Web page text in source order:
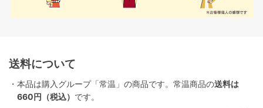
送料について
・本品は購入グループ「常温」の商品です。常温商品の送料は
660円（税込） です。